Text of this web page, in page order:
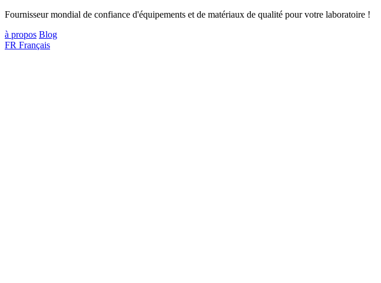
Fournisseur mondial de confiance d'équipements et de matériaux de qualité pour votre laboratoire !
à propos Blog
FR Français